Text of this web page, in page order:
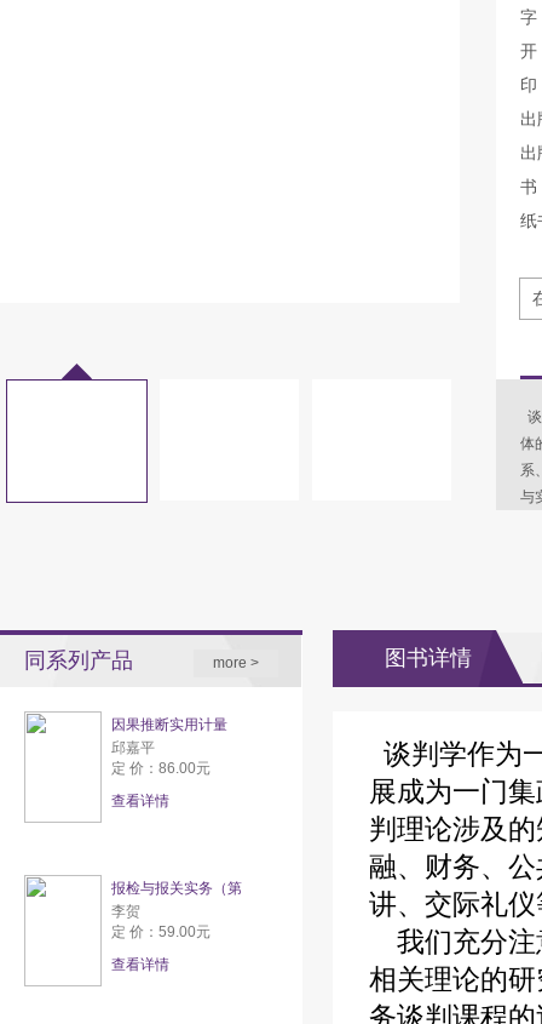
出
出
纸
体
系
与
同系列产品 more >
因果推断实用计量
邱嘉平
定 价：86.00元
查看详情
报检与报关实务（第
李贺
定 价：59.00元
查看详情
图书详情
谈判学作为
展成为一门
判理论涉及
融、财务、
讲、交际礼
我们充分注
相关理论的
务谈判课程